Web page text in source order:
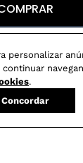
personalizar
.
Concordar
: